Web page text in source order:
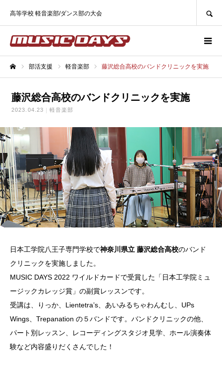
高等学校 軽音楽部/ダンス部の大会
部活支援 軽音楽部 藤沢総合高校のバンドクリニックを実施
藤沢総合高校のバンドクリニックを実施
2023.04.23 軽音楽部
日本工学院八王子専門学校で神奈川県立 藤沢総合高校のバンド
クリニックを実施しました。
MUSIC DAYS 2022 ワイルドカードで受賞した「日本工学院ミュ
ージックカレッジ賞」の副賞レッスンです。
受講は、りっか、Lientetra’s、あいみるちゃわんむし、UPs
Wings、Trepanation の５バンドです。バンドクリニックの他、
パート別レッスン、レコーディングスタジオ見学、ホール演奏体
験など内容盛りだくさんでした！